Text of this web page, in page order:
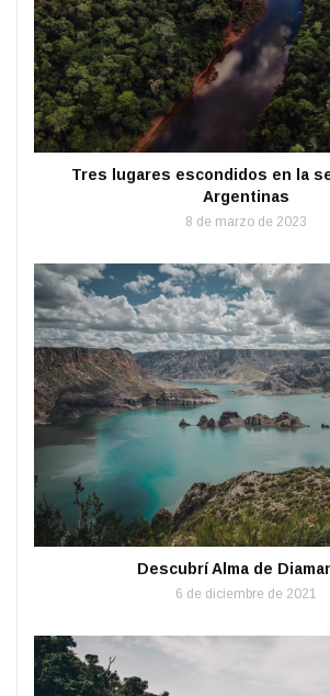
Tres lugares escondidos en la
Argentinas
8 de marzo de 2023
Descubrí Alma de
6 de diciembre de 2021